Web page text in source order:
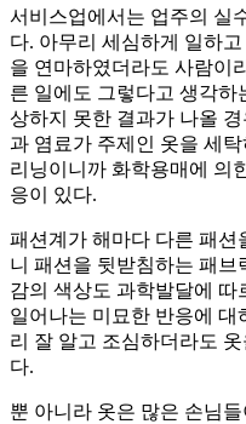
서비스업에서는 업주의 실
다. 아무리 세심하게 일하
을 연마하였더라도 사람이
른 일에도 그렇다고 생각하
상하지 못한 결과가 나올
과 염료가 주제인 옷을 세
리닝이니까 화학용매에 의
응이 있다.
패션계가 해마다 다른 패션
니 패션을 뒷받침하는 패브
감의 색상도 과학발달에 따
일어나는 미묘한 반응에 대
리 잘 알고 조심하더라도
다.
뿐 아니라 옷은 많은 손님